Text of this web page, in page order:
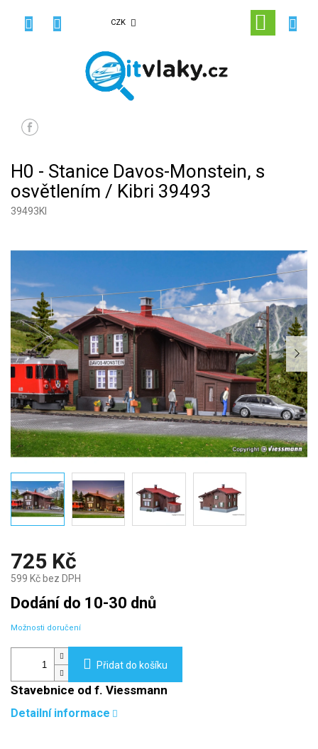
CZK
KOŠÍK
H0 - Stanice Davos-Monstein, s
osvětlením / Kibri 39493
39493KI
725 Kč
599 Kč bez DPH
Měrná
cena:
Dodání do 10-30 dnů
Možnosti doručení
Přidat do košíku
Stavebnice od f. Viessmann
Detailní informace